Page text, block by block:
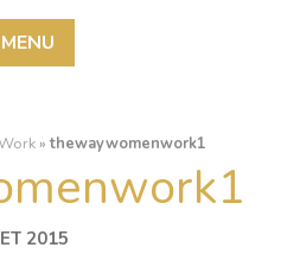
MENU
»thewaywomenwork1
2015